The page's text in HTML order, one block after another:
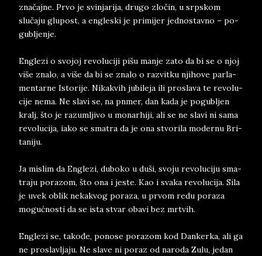
značajne. Prvo je svin­ja­ri­ja, dru­go zločin, u srp­skom
slučaju glu­post, a en­gle­ski je pri­mijer jed­no­stav­no – po­
gu­bljen­je.
En­gle­zi o svo­joj re­vo­lu­ci­ji pišu man­je zato da bi se o njoj
više zna­lo, a više da bi se zna­lo o raz­vit­ku nji­ho­ve par­la­
men­tar­ne Isto­ri­je. Ni­ka­kvih ju­bi­le­ja ili pro­sla­va te re­vo­lu­
ci­je nema. Ne sla­vi se, na pnmer, dan kada je po­gu­bljen
kralj, što je ra­zum­lji­vo u mo­nar­hiji, ali se ne sla­vi ni sama
re­vo­lu­ci­ja, iako se sma­tra da je ona stvo­ri­la mo­der­nu Bri­
ta­ni­ju.
Ja mi­slim da En­gl­e­zi, du­bo­ko u duši, svo­ju re­vo­lu­ci­ju sma­
tra­ju po­ra­zom, što ona i je­ste. Kao i sva­ka re­vo­lu­ci­ja. Sila
je uvek ob­lik ne­ka­kvog po­ra­za, u pr­vom redu po­ra­za
mogućno­sti da se ista stvar oba­vi bez mr­tvih.
En­gle­zi se, ta­ko­đe, po­no­se po­ra­zom kod Dan­kerka, ali ga
ne pro­slav­lja­ju. Ne sla­ve ni po­raz od na­ro­da Zulu, je­dan